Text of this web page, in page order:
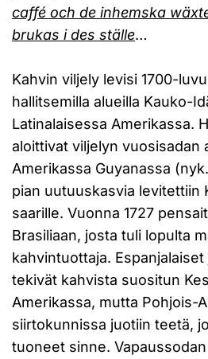
caffé och de inhemska
brukas i des ställe…
Kahvin viljely levisi 1700-
hallitsemilla alueilla Kauko-
Latinalaisessa Amerikassa.
aloittivat viljelyn vuosisadan
Amerikassa Guyanassa
pian uutuuskasvia levitettiin
saarille. Vuonna 1727
Brasiliaan, josta tuli lopulta
kahvintuottaja.
tekivät kahvista suositun
Amerikassa, mutta Pohjois-
siirtokunnissa juotiin teetä,
tuoneet sinne. Vapaussodan